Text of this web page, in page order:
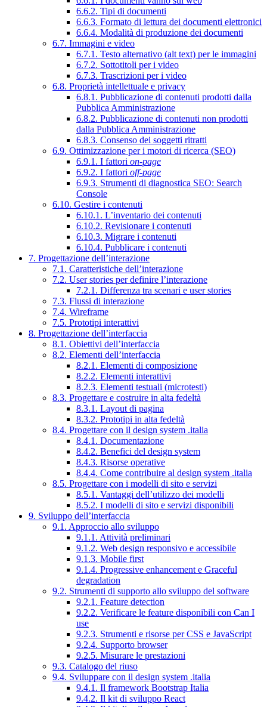
6.6.2. Tipi di documenti
6.6.3. Formato di lettura dei documenti elettronici
6.6.4. Modalità di produzione dei documenti
6.7. Immagini e video
6.7.1. Testo alternativo (alt text) per le immagini
6.7.2. Sottotitoli per i video
6.7.3. Trascrizioni per i video
6.8. Proprietà intellettuale e privacy
6.8.1. Pubblicazione di contenuti prodotti dalla
Pubblica Amministrazione
6.8.2. Pubblicazione di contenuti non prodotti
dalla Pubblica Amministrazione
6.8.3. Consenso dei soggetti ritratti
6.9. Ottimizzazione per i motori di ricerca (SEO)
6.9.1. I fattori on-page
6.9.2. I fattori off-page
6.9.3. Strumenti di diagnostica SEO: Search
Console
6.10. Gestire i contenuti
6.10.1. L’inventario dei contenuti
6.10.2. Revisionare i contenuti
6.10.3. Migrare i contenuti
6.10.4. Pubblicare i contenuti
7. Progettazione dell’interazione
7.1. Caratteristiche dell’interazione
7.2. User stories per definire l’interazione
7.2.1. Differenza tra scenari e user stories
7.3. Flussi di interazione
7.4. Wireframe
7.5. Prototipi interattivi
8. Progettazione dell’interfaccia
8.1. Obiettivi dell’interfaccia
8.2. Elementi dell’interfaccia
8.2.1. Elementi di composizione
8.2.2. Elementi interattivi
8.2.3. Elementi testuali (microtesti)
8.3. Progettare e costruire in alta fedeltà
8.3.1. Layout di pagina
8.3.2. Prototipi in alta fedeltà
8.4. Progettare con il design system .italia
8.4.1. Documentazione
8.4.2. Benefici del design system
8.4.3. Risorse operative
8.4.4. Come contribuire al design system .italia
8.5. Progettare con i modelli di sito e servizi
8.5.1. Vantaggi dell’utilizzo dei modelli
8.5.2. I modelli di sito e servizi disponibili
9. Sviluppo dell’interfaccia
9.1. Approccio allo sviluppo
9.1.1. Attività preliminari
9.1.2. Web design responsivo e accessibile
9.1.3. Mobile first
9.1.4. Progressive enhancement e Graceful
degradation
9.2. Strumenti di supporto allo sviluppo del software
9.2.1. Feature detection
9.2.2. Verificare le feature disponibili con Can I
use
9.2.3. Strumenti e risorse per CSS e JavaScript
9.2.4. Supporto browser
9.2.5. Misurare le prestazioni
9.3. Catalogo del riuso
9.4. Sviluppare con il design system .italia
9.4.1. Il framework Bootstrap Italia
9.4.2. Il kit di sviluppo React